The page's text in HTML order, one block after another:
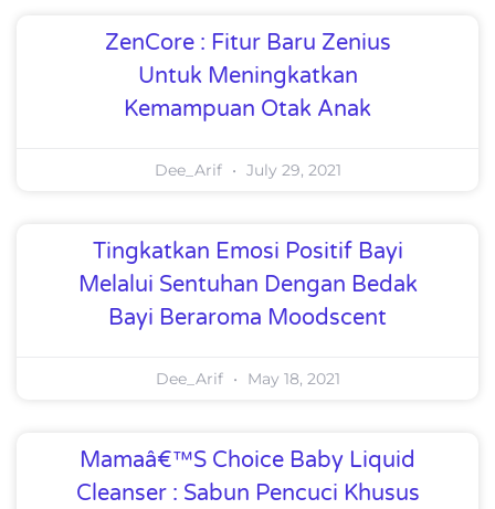
ZenCore : Fitur Baru Zenius
Untuk Meningkatkan
Kemampuan Otak Anak
Dee_Arif July 29, 2021
Tingkatkan Emosi Positif Bayi
Melalui Sentuhan Dengan Bedak
Bayi Beraroma Moodscent
Dee_Arif May 18, 2021
Mamaâ€™s Choice Baby Liquid
Cleanser : Sabun Pencuci Khusus